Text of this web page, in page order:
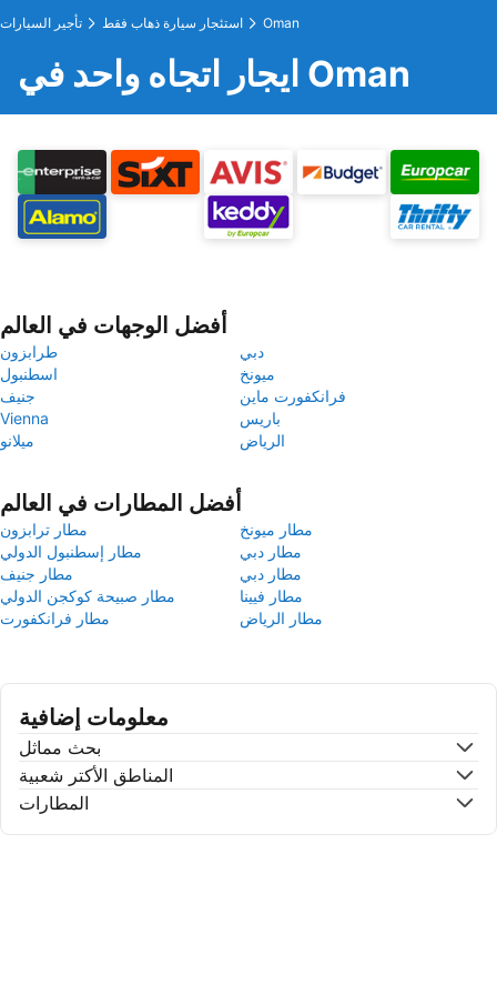
تأجير السيارات استئجار سيارة ذهاب فقط Oman
ايجار اتجاه واحد في Oman
أفضل الوجهات في العالم
طرابزون
دبي
اسطنبول
ميونخ
جنيف
فرانكفورت ماين
Vienna
باريس
ميلانو
الرياض
أفضل المطارات في العالم
مطار ترابزون
مطار ميونخ
مطار إسطنبول الدولي
مطار دبي
مطار جنيف
مطار دبي
مطار صبيحة كوكجن الدولي
مطار فيينا
مطار فرانكفورت
مطار الرياض
معلومات إضافية
بحث مماثل
المناطق الأكتر شعبية
المطارات